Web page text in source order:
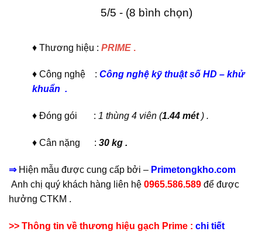
5/5 - (8 bình chọn)
♦ Thương hiệu : PRIME .
♦ Công nghệ : Công nghệ kỹ thuật số HD – khử
khuẩn .
♦ Đóng gói : 1 thùng 4 viên (1.44 mét) .
♦ Cân nặng : 30 kg .
⇒ Hiện mẫu được cung cấp bởi – Primetongkho.com
Anh chị quý khách hàng liên hệ 0965.586.589 để được
hưởng CTKM .
>> Thông tin về thương hiệu gạch Prime : chi tiết